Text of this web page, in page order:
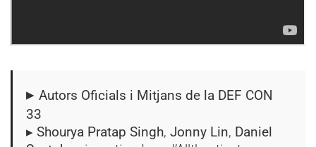
▸Autors Oficials i Mitjans de la DEF CON
33
▸Shourya Pratap Singh,Jonny Lin, Daniel